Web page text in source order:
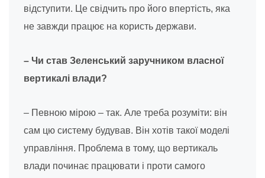
відступити. Це свідчить про його впертість, яка
не завжди працює на користь держави.
– Чи став Зеленський заручником власної
вертикалі влади?
– Певною мірою – так. Але треба розуміти: він
сам цю систему будував. Він хотів такої моделі
управління. Проблема в тому, що вертикаль
влади починає працювати і проти самого